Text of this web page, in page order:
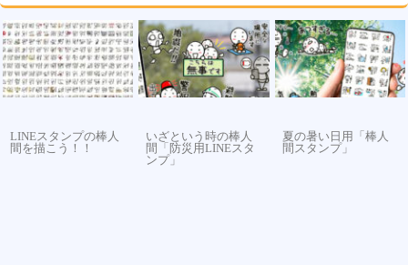
LINEスタンプの棒人
間を描こう！！
いざという時の棒人
間「防災用LINEスタ
ンプ」
夏の暑い日用「棒人
間スタンプ」